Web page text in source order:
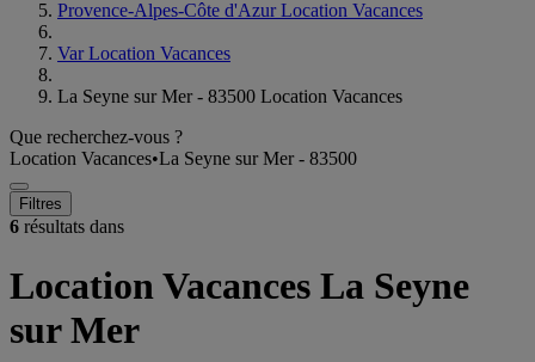
Provence-Alpes-Côte d'Azur Location Vacances
Var Location Vacances
La Seyne sur Mer - 83500 Location Vacances
Que recherchez-vous ?
Location Vacances•La Seyne sur Mer - 83500
Filtres
6 résultats dans
Location Vacances La Seyne
sur Mer